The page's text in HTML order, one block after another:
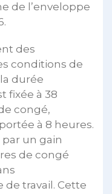
de l’enveloppe
des
conditions de
durée
fixée à 38
congé,
à 8 heures.
un gain
de congé
travail. Cette